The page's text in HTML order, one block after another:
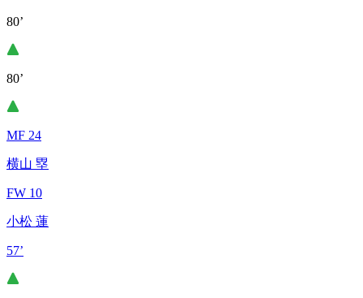
80’
80’
MF 24
横山 塁
FW 10
小松 蓮
57’